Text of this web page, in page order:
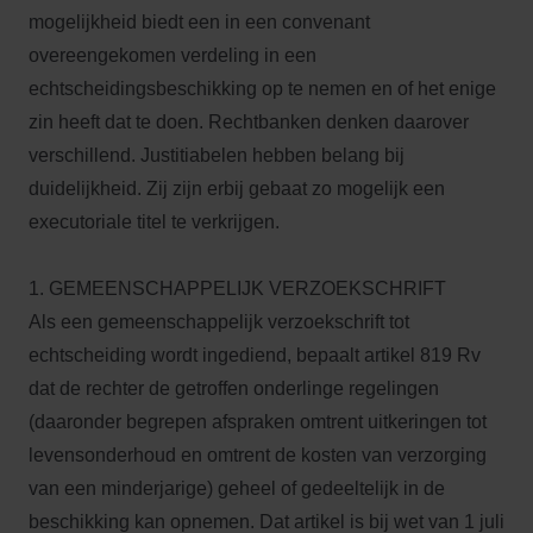
mogelijkheid biedt een in een convenant
overeengekomen verdeling in een
echtscheidingsbeschikking op te nemen en of het enige
zin heeft dat te doen. Rechtbanken denken daarover
verschillend. Justitiabelen hebben belang bij
duidelijkheid. Zij zijn erbij gebaat zo mogelijk een
executoriale titel te verkrijgen.
1. GEMEENSCHAPPELIJK VERZOEKSCHRIFT
Als een gemeenschappelijk verzoekschrift tot
echtscheiding wordt ingediend, bepaalt artikel 819 Rv
dat de rechter de getroffen onderlinge regelingen
(daaronder begrepen afspraken omtrent uitkeringen tot
levensonderhoud en omtrent de kosten van verzorging
van een minderjarige) geheel of gedeeltelijk in de
beschikking kan opnemen. Dat artikel is bij wet van 1 juli